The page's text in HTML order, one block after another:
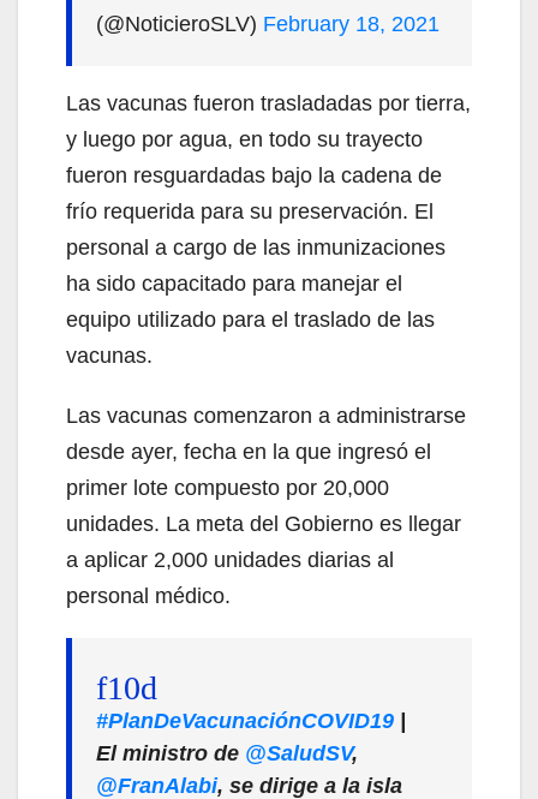
(@NoticieroSLV) February 18, 2021
Las vacunas fueron trasladadas por tierra,
y luego por agua, en todo su trayecto
fueron resguardadas bajo la cadena de
frío requerida para su preservación. El
personal a cargo de las inmunizaciones
ha sido capacitado para manejar el
equipo utilizado para el traslado de las
vacunas.
Las vacunas comenzaron a administrarse
desde ayer, fecha en la que ingresó el
primer lote compuesto por 20,000
unidades. La meta del Gobierno es llegar
a aplicar 2,000 unidades diarias al
personal médico.
#PlanDeVacunaciónCOVID19
El ministro de @SaludSV,
@FranAlabi, se dirige a la isla